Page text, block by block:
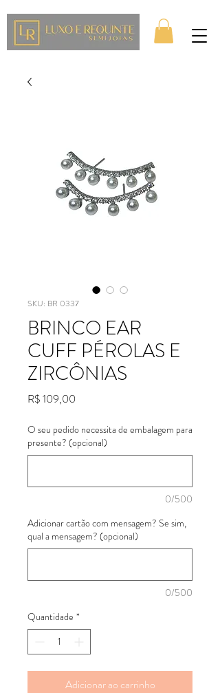
SKU: BR 0337
BRINCO EAR
CUFF PÉROLAS E
ZIRCÔNIAS
R$ 109,00
O seu pedido necessita de embalagem para
presente? (opcional)
0/500
Adicionar cartão com mensagem? Se sim,
qual a mensagem? (opcional)
0/500
Quantidade *
Adicionar ao carrinho